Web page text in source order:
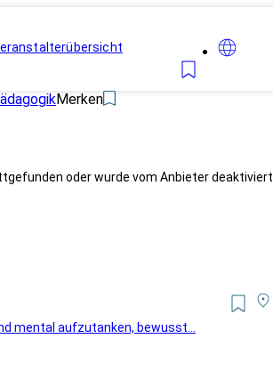
Merken
oder wurde vom Anbieter deaktiviert.
mental aufzutanken, bewusst...